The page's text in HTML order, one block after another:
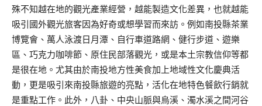
殊不知越在地的觀光產業經營，越能製造文化差異，也就越能
吸引國外觀光旅客因為好奇或想學習而來訪。例如南投縣茶業
博覽會、萬人泳渡日月潭、自行車道路網、健行步道、遊樂
區、巧克力咖啡節、原住民部落觀光，或是本土宗教信仰等都
是很在地。尤其由於南投地方性美食加上地域性文化慶典活
動，更是吸引來南投縣旅遊的亮點，活化在地特色餐飲行銷就
是重點工作。此外，八卦、中央山脈與烏溪、濁水溪之間河谷